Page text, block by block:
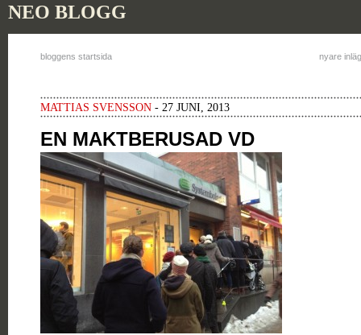
NEO BLOGG
bloggens startsida nyare
MATTIAS SVENSSON - 27 JUNI, 2013
EN MAKTBERUSAD VD